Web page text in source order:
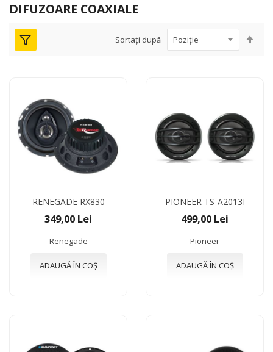
DIFUZOARE COAXIALE
Sortați după
RENEGADE RX830
349,00 Lei
Renegade
ADAUGĂ ÎN COȘ
PIONEER TS-A2013I
499,00 Lei
Pioneer
ADAUGĂ ÎN COȘ